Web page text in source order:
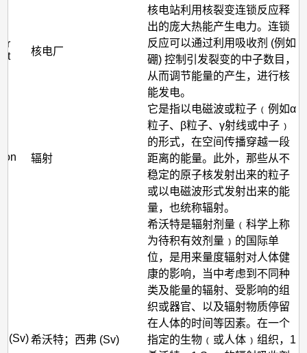
核电厂
核电站利用核裂变连锁反应释
出的庞大热能产生电力。连锁
反应可以通过利用吸收剂 (例如
硼) 控制引发裂变的中子数目，
从而调节能量的产生，进行核
能发电。
辐射
它是指以电磁波或粒子﹙例如α
粒子、β粒子、γ射线或中子﹚
的形式，在空间传播穿越一段
距离的能量。此外，那些从不
稳定的原子核发射出来的粒子
或以电磁波形式发射出来的能
量，也统称辐射。
(Sv)希沃特；西弗 (Sv)
希沃特是辐射剂量﹙科学上称
为待积有效剂量﹚的国际单
位，是用来量度辐射对人体健
康的影响，当中考虑到不同种
类及能量的辐射、受影响的组
织或器官、以及辐射物质停留
在人体的时间等因素。在一个
指定的生物﹙或人体﹚组织，1